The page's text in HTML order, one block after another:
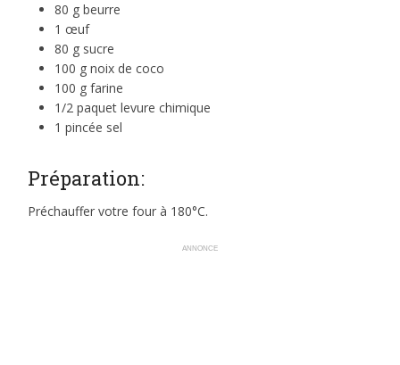
80 g beurre
1 œuf
80 g sucre
100 g noix de coco
100 g farine
1/2 paquet levure chimique
1 pincée sel
Préparation:
Préchauffer votre four à 180°C.
ANNONCE